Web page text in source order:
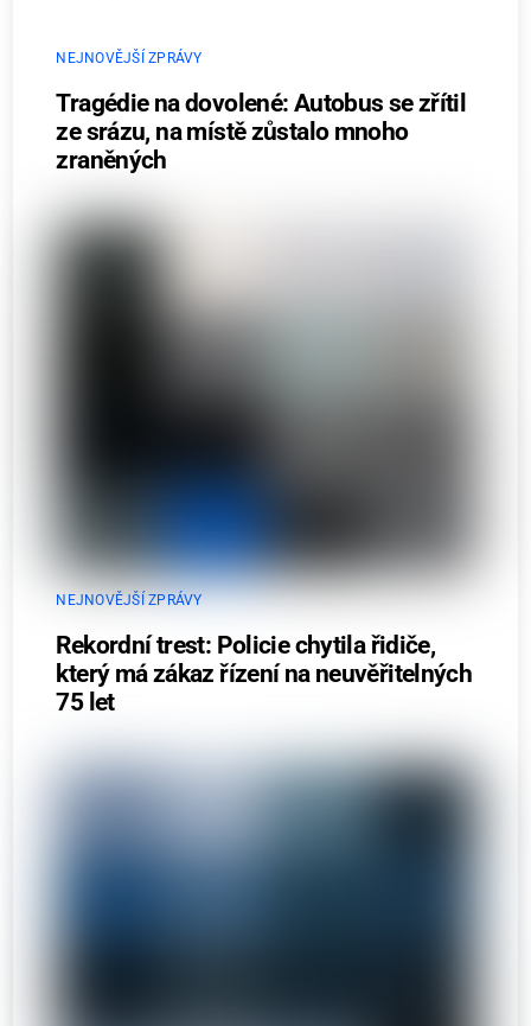
NEJNOVĚJŠÍ ZPRÁVY
Tragédie na dovolené: Autobus se zřítil
ze srázu, na místě zůstalo mnoho
zraněných
NEJNOVĚJŠÍ ZPRÁVY
Rekordní trest: Policie chytila řidiče,
který má zákaz řízení na neuvěřitelných
75 let